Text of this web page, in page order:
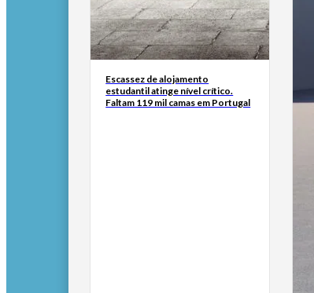
Escassez de alojamento
estudantil atinge nível crítico.
Faltam 119 mil camas em Portugal